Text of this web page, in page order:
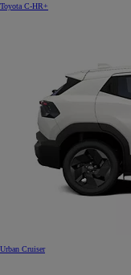
Toyota C-HR+
Urban Cruiser